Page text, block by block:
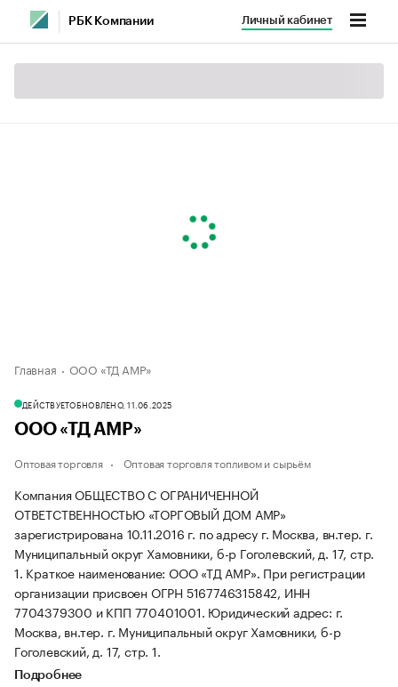
РБК Компании Личный кабинет
Главная ООО «ТД АМР»
ДЕЙСТВУЕТОБНОВЛЕНО, 11.06.2025
ООО «ТД АМР»
Оптовая торговля Оптовая торговля топливом и сырьём
Компания ОБЩЕСТВО С ОГРАНИЧЕННОЙ
ОТВЕТСТВЕННОСТЬЮ «ТОРГОВЫЙ ДОМ АМР»
зарегистрирована 10.11.2016 г. по адресу г. Москва, вн.тер. г.
Муниципальный округ Хамовники, б-р Гоголевский, д. 17, стр.
1. Краткое наименование: ООО «ТД АМР». При регистрации
организации присвоен ОГРН 5167746315842, ИНН
7704379300 и КПП 770401001. Юридический адрес: г.
Москва, вн.тер. г. Муниципальный округ Хамовники, б-р
Гоголевский, д. 17, стр. 1.
Подробнее